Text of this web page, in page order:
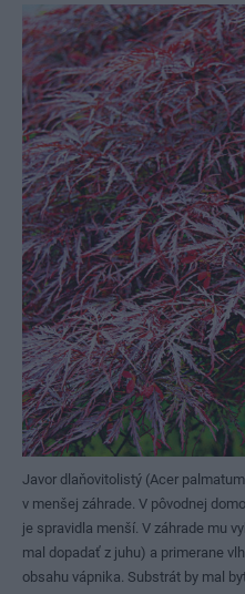
Javor dlaňovitolistý (Acer
v menšej záhrade. V pôvodnej
je spravidla menší. V záhrade mu
mal dopadať z juhu) a primerane
obsahu vápnika. Substrát by mal